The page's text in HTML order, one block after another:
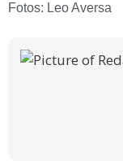
Fotos: Leo Aversa